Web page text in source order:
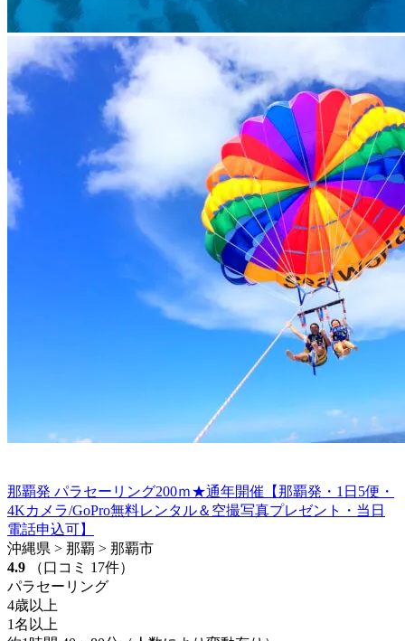
那覇発 パラセーリング200ｍ★通年開催【那覇発・1日5便・
4Kカメラ/GoPro無料レンタル＆空撮写真プレゼント・当日
電話申込可】
沖縄県 > 那覇 > 那覇市
4.9
（口コミ 17件）
パラセーリング
4歳以上
1名以上